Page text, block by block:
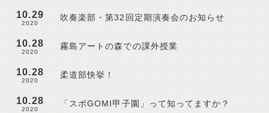
10.29
2020
吹奏楽部・第32回定期演奏会のお知らせ
10.28
2020
霧島アートの森での課外授業
10.28
2020
柔道部快挙！
10.28
2020
「スポGOMI甲子園」って知ってますか？